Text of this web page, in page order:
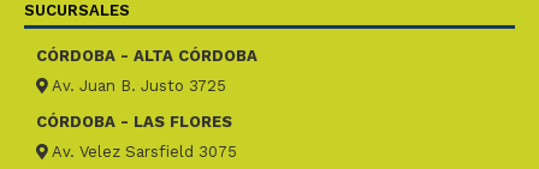
SUCURSALES
CÓRDOBA - ALTA CÓRDOBA
Av. Juan B. Justo 3725
CÓRDOBA - LAS FLORES
Av. Velez Sarsfield 3075